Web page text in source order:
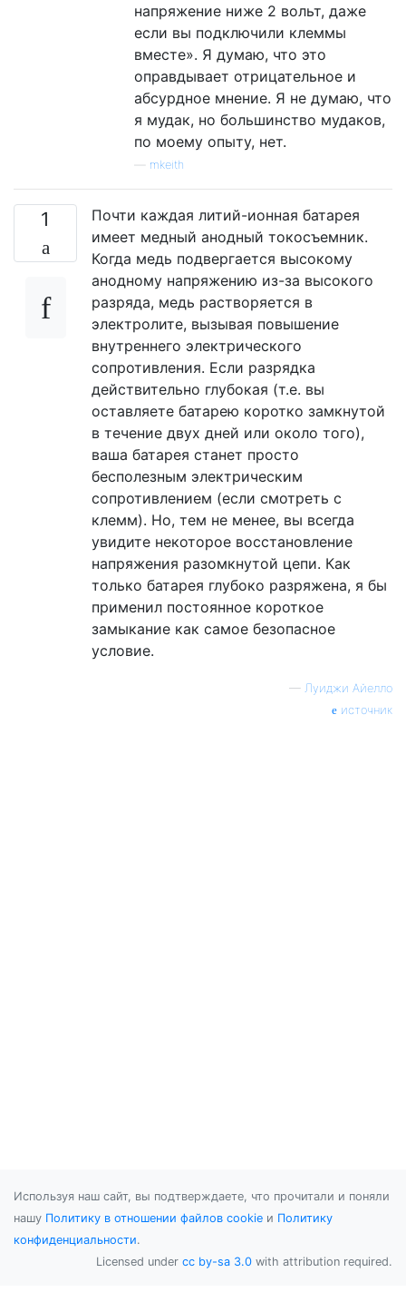
напряжение ниже 2 вольт, даже
если вы подключили клеммы
вместе». Я думаю, что это
оправдывает отрицательное и
абсурдное мнение. Я не думаю, что
я мудак, но большинство мудаков,
по моему опыту, нет.
mkeith
1
Почти каждая литий-ионная батарея
имеет медный анодный токосъемник.
Когда медь подвергается высокому
анодному напряжению из-за высокого
разряда, медь растворяется в
электролите, вызывая повышение
внутреннего электрического
сопротивления. Если разрядка
действительно глубокая (т.е. вы
оставляете батарею коротко замкнутой
в течение двух дней или около того),
ваша батарея станет просто
бесполезным электрическим
сопротивлением (если смотреть с
клемм). Но, тем не менее, вы всегда
увидите некоторое восстановление
напряжения разомкнутой цепи. Как
только батарея глубоко разряжена, я бы
применил постоянное короткое
замыкание как самое безопасное
условие.
— Луиджи Айелло
источник
Используя наш сайт, вы подтверждаете, что прочитали и поняли
нашу Политику в отношении файлов cookie и Политику
конфиденциальности.
Licensed under cc by-sa 3.0 with attribution required.